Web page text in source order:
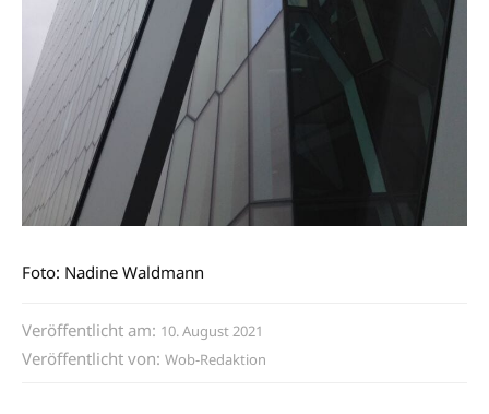
Foto: Nadine Waldmann
Veröffentlicht am: 10. August 2021
Veröffentlicht von: Wob-Redaktion